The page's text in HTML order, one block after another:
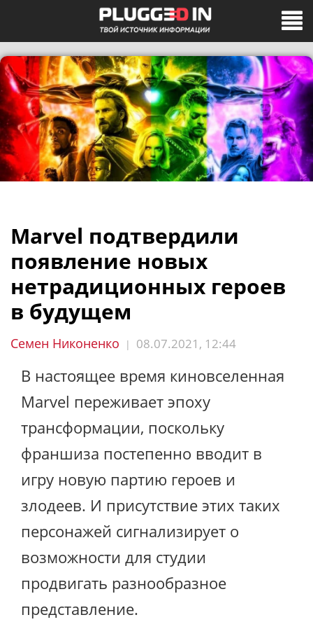
Marvel подтвердили
появление новых
нетрадиционных героев
в будущем
Семен Никоненко | 08.07.2021, 12:44
В настоящее время киновселенная
Marvel переживает эпоху
трансформации, поскольку
франшиза постепенно вводит в
игру новую партию героев и
злодеев. И присутствие этих таких
персонажей сигнализирует о
возможности для студии
продвигать разнообразное
представление.